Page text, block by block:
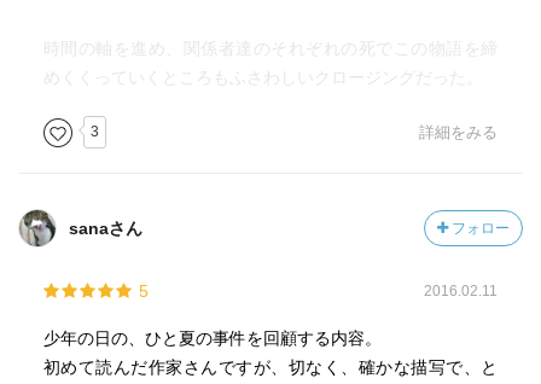
時間の軸を進め、関係者達のそれぞれの死でこの物語を締
めくくっていくところもふさわしいクロージングだった。
3 詳細をみる
sanaさん フォロー
5 2016.02.11
少年の日の、ひと夏の事件を回顧する内容。
初めて読んだ作家さんですが、切なく、確かな描写で、と